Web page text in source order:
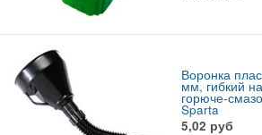
Воронка
мм, гибкий
горюче-
Sparta
5,02 руб